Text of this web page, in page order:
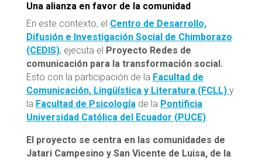
Una alianza en favor de la comunidad
En este contexto, el Centro de Desarrollo,
Difusión e Investigación Social de Chimborazo
(CEDIS), ejecuta el Proyecto Redes de
comunicación para la transformación social.
Esto con la participación de la Facultad de
Comunicación, Lingüística y Literatura (FCLL) y
la Facultad de Psicologíade la Pontificia
Universidad Católica del Ecuador (PUCE).
El proyecto se centra en las comunidades de
Jatari Campesino y San Vicente de Luisa, de la